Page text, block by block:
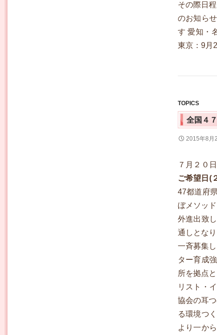
その際日
のお知ら
す 愛知・
東京：9月
TOPICS
全国４
2015年8月
７月２０
ご希望日(
47都道府
ぼメソッ
外進出致
通しとな
一斉募集
ター育成
所を拠点
リスト・
協会の耳
る環境つ
より一か